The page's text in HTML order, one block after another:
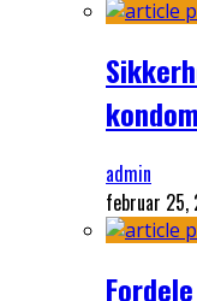
admin
februar 25,